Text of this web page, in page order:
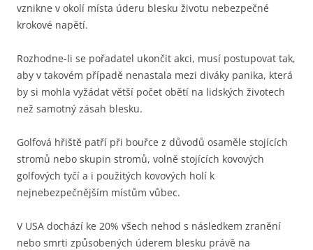
vznikne v okolí místa úderu blesku životu nebezpečné
krokové napětí.
Rozhodne-li se pořadatel ukončit akci, musí postupovat tak,
aby v takovém případě nenastala mezi diváky panika, která
by si mohla vyžádat větší počet obětí na lidských životech
než samotný zásah blesku.
Golfová hřiště patří při bouřce z důvodů osaměle stojících
stromů nebo skupin stromů, volně stojících kovových
golfových tyčí a i použitých kovových holí k
nejnebezpečnějším místům vůbec.
V USA dochází ke 20% všech nehod s následkem zranění
nebo smrti způsobených úderem blesku právě na